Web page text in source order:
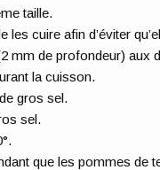
taille.
cuire afin d’éviter
mm de profondeur)
la cuisson.
gros sel.
sel.
que les pommes de